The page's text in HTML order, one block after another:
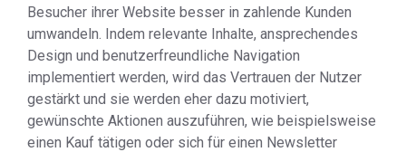
Besucher ihrer Website besser in zahlende Kunden
umwandeln. Indem relevante Inhalte, ansprechendes
Design und benutzerfreundliche Navigation
implementiert werden, wird das Vertrauen der Nutzer
gestärkt und sie werden eher dazu motiviert,
gewünschte Aktionen auszuführen, wie beispielsweise
einen Kauf tätigen oder sich für einen Newsletter